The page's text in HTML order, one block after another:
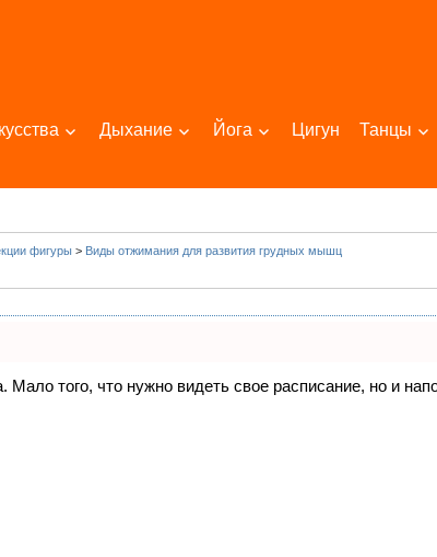
Дыхание Йога Цигун Танцы
фигуры > Виды отжимания для развития грудных мышц
того, что нужно видеть свое расписание, но и